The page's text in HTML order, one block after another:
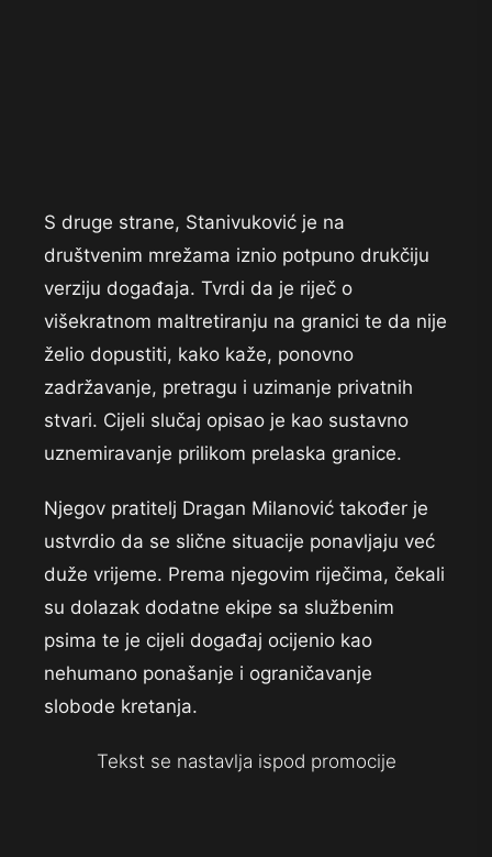
S druge strane, Stanivuković je na
društvenim mrežama iznio potpuno drukčiju
verziju događaja. Tvrdi da je riječ o
višekratnom maltretiranju na granici te da nije
želio dopustiti, kako kaže, ponovno
zadržavanje, pretragu i uzimanje privatnih
stvari. Cijeli slučaj opisao je kao sustavno
uznemiravanje prilikom prelaska granice.
Njegov pratitelj Dragan Milanović također je
ustvrdio da se slične situacije ponavljaju već
duže vrijeme. Prema njegovim riječima, čekali
su dolazak dodatne ekipe sa službenim
psima te je cijeli događaj ocijenio kao
nehumano ponašanje i ograničavanje
slobode kretanja.
Tekst se nastavlja ispod promocije